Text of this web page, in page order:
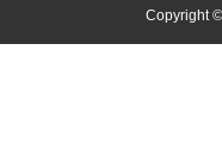
Copyright